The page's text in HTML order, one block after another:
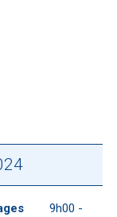
9h00 -